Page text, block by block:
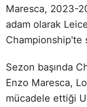
Maresca, 2023-
adam olarak
Championship'te
Sezon başında
Enzo Maresca,
mücadele ettiği